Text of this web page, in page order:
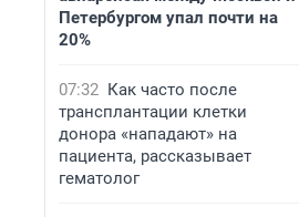
Петербургом упал почти на
20%
07:32 Как часто после
трансплантации клетки
донора «нападают» на
пациента, рассказывает
гематолог